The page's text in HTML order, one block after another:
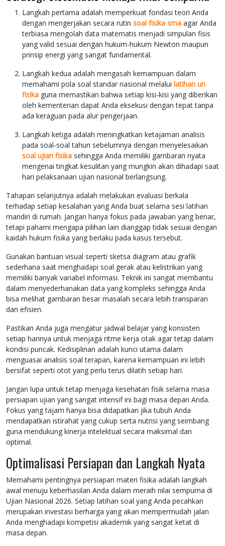
Langkah pertama adalah memperkuat fondasi teori Anda
dengan mengerjakan secara rutin soal fisika sma agar Anda
terbiasa mengolah data matematis menjadi simpulan fisis
yang valid sesuai dengan hukum-hukum Newton maupun
prinsip energi yang sangat fundamental.
Langkah kedua adalah mengasah kemampuan dalam
memahami pola soal standar nasional melalui latihan un
fisika guna memastikan bahwa setiap kisi-kisi yang diberikan
oleh kementerian dapat Anda eksekusi dengan tepat tanpa
ada keraguan pada alur pengerjaan.
Langkah ketiga adalah meningkatkan ketajaman analisis
pada soal-soal tahun sebelumnya dengan menyelesaikan
soal ujian fisika sehingga Anda memiliki gambaran nyata
mengenai tingkat kesulitan yang mungkin akan dihadapi saat
hari pelaksanaan ujian nasional berlangsung.
Tahapan selanjutnya adalah melakukan evaluasi berkala
terhadap setiap kesalahan yang Anda buat selama sesi latihan
mandiri di rumah. Jangan hanya fokus pada jawaban yang benar,
tetapi pahami mengapa pilihan lain dianggap tidak sesuai dengan
kaidah hukum fisika yang berlaku pada kasus tersebut.
Gunakan bantuan visual seperti sketsa diagram atau grafik
sederhana saat menghadapi soal gerak atau kelistrikan yang
memiliki banyak variabel informasi. Teknik ini sangat membantu
dalam menyederhanakan data yang kompleks sehingga Anda
bisa melihat gambaran besar masalah secara lebih transparan
dan efisien.
Pastikan Anda juga mengatur jadwal belajar yang konsisten
setiap harinya untuk menjaga ritme kerja otak agar tetap dalam
kondisi puncak. Kedisiplinan adalah kunci utama dalam
menguasai analisis soal terapan, karena kemampuan ini lebih
bersifat seperti otot yang perlu terus dilatih setiap hari.
Jangan lupa untuk tetap menjaga kesehatan fisik selama masa
persiapan ujian yang sangat intensif ini bagi masa depan Anda.
Fokus yang tajam hanya bisa didapatkan jika tubuh Anda
mendapatkan istirahat yang cukup serta nutrisi yang seimbang
guna mendukung kinerja intelektual secara maksimal dan
optimal.
Optimalisasi Persiapan dan Langkah Nyata
Memahami pentingnya persiapan materi fisika adalah langkah
awal menuju keberhasilan Anda dalam meraih nilai sempurna di
Ujian Nasional 2026. Setiap latihan soal yang Anda pecahkan
merupakan investasi berharga yang akan mempermudah jalan
Anda menghadapi kompetisi akademik yang sangat ketat di
masa depan.